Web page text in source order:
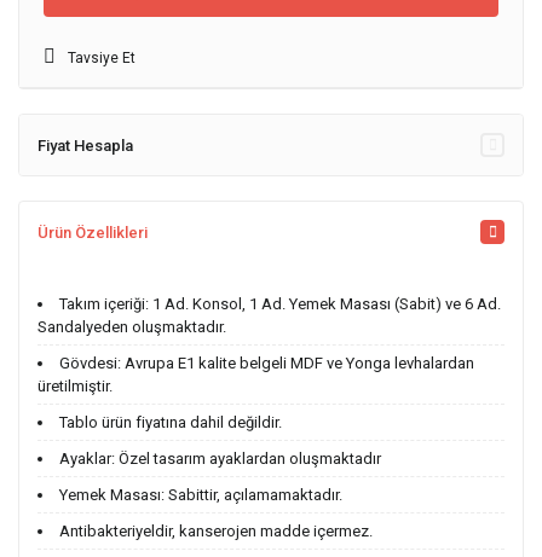
Tavsiye Et
Fiyat Hesapla
Ürün Özellikleri
Takım içeriği: 1 Ad. Konsol, 1 Ad. Yemek Masası (Sabit) ve 6 Ad.
Sandalyeden oluşmaktadır.
Gövdesi: Avrupa E1 kalite belgeli MDF ve Yonga levhalardan
üretilmiştir.
Tablo ürün fiyatına dahil değildir.
Ayaklar: Özel tasarım ayaklardan oluşmaktadır
Yemek Masası: Sabittir, açılamamaktadır.
Antibakteriyeldir, kanserojen madde içermez.